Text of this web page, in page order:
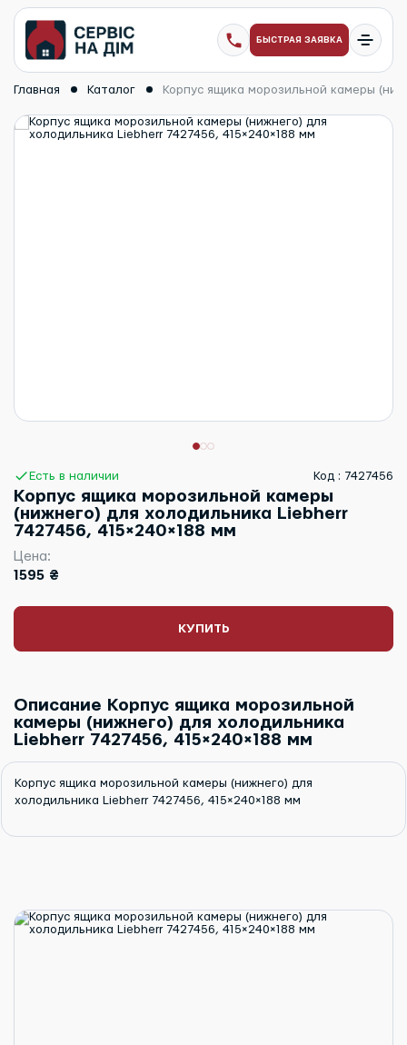
БЫСТРАЯ ЗАЯВКА
Главная Каталог Корпус ящика морозильной камеры
Есть в наличии Код : 7427456
Корпус ящика морозильной камеры
(нижнего) для холодильника Liebherr
7427456, 415×240×188 мм
Цена:
1595 ₴
КУПИТЬ
Описание Корпус ящика морозильной
камеры (нижнего) для холодильника
Liebherr 7427456, 415×240×188 мм
Корпус ящика морозильной камеры (нижнего) для
холодильника Liebherr 7427456, 415×240×188 мм